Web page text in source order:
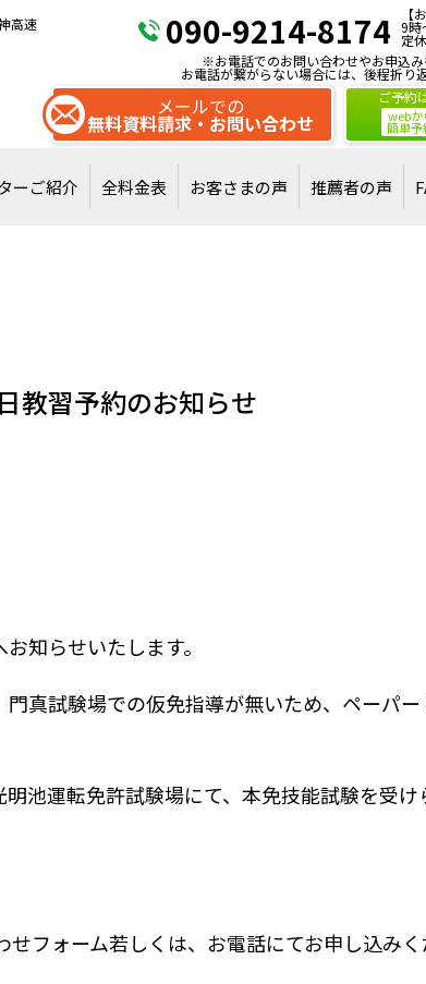
高速
090-9214-8174 【
9時
定
※お電話でのお問い合わせやお申込み
お電話が繋がらない場合には、後程折り
メールでの
無料資料請求・お問い合わせ
ご予約
webか
簡単予
ーご紹介 全料金表 お客さまの声 推薦者の声
教習予約のお知らせ
知らせいたします。
真試験場での仮免指導が無いため、ペーパ
池運転免許試験場にて、本免技能試験を受け
フォーム若しくは、お電話にてお申し込みく